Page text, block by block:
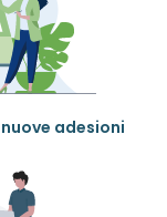
adesioni